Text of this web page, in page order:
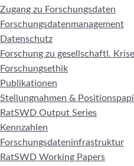
Zugang zu Forschungsdaten
Forschungsdatenmanagement
Datenschutz
Forschung zu gesellschaftl.
Forschungsethik
Publikationen
Stellungnahmen &
RatSWD Output Series
Kennzahlen
Forschungsdateninfrastruktur
RatSWD Working Papers